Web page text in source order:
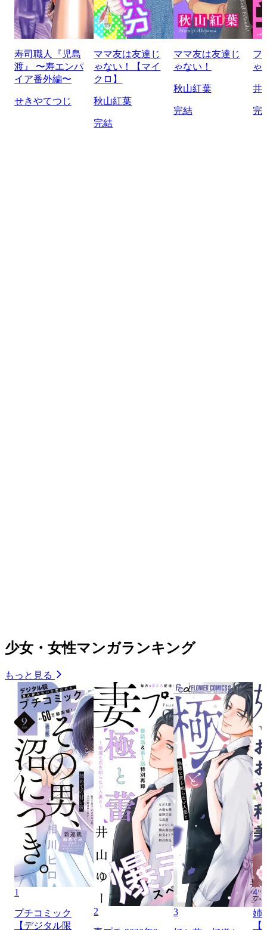
寿司職人『児島
渡』 〜寿エンパ
イア番外編〜
せきやてつじ
ママ友は友達じ
ゃない！【マイ
クロ】
秋山紅葉
完結
ママ友は友達じ
ゃない！
秋山紅葉
完結
フ
ゃ
井
完
少女・女性マンガランキング
もっと見る
1
プチコミック
【デジタル限
2 3
4
姉